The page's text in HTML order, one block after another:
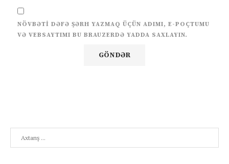
NÖVBƏTI DƏFƏ ŞƏRH YAZMAQ ÜÇÜN ADIMI, E-POÇTUMU
VƏ VEBSAYTIMI BU BRAUZERDƏ YADDA SAXLAYIN.